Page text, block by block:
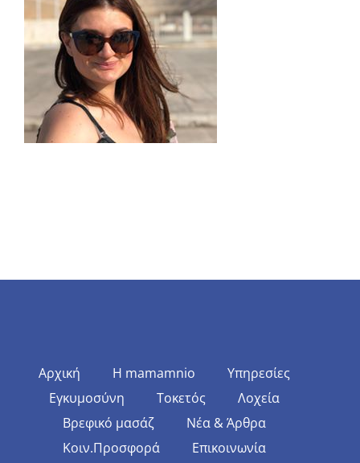
Αρχική Η mamamnio
Υπηρεσίες
Εγκυμοσύνη
Τοκετός
Λοχεία
Βρεφικό μασάζ
Νέα & Άρθρα
Κοιν.Προσφορά
Επικοινωνία